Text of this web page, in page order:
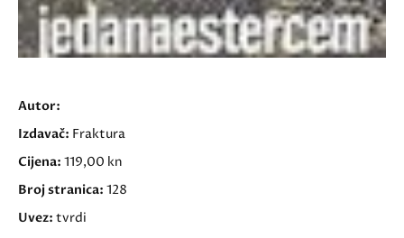
Autor:
Izdavač: Fraktura
Cijena: 119,00 kn
Broj stranica: 128
Uvez: tvrdi